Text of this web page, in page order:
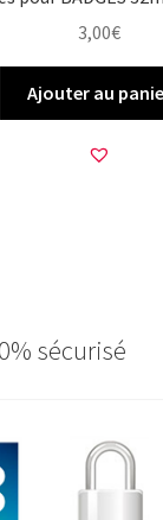
3,00€
Ajouter au
sécurisé